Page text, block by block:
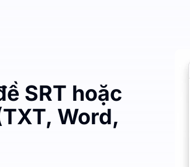
SRT hoặc
Word,